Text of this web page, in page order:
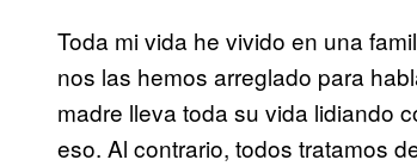
Toda mi vida he vivido en una
nos las hemos arreglado para
madre lleva toda su vida lidiando
eso. Al contrario, todos tratamos